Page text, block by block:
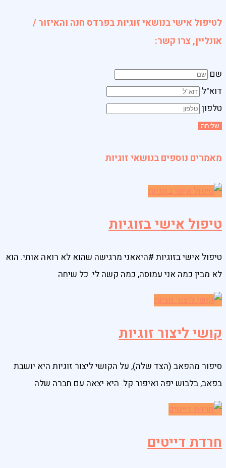
לטיפול אישי בנושאי זוגיות בפרדס חנה והאיזור /
אונליין, צרו קשר:
שם
דוא"ל
טלפון
שליחה
מאמרים נוספים בנושאי זוגיות
טיפול אישי בזוגיות
טיפול אישי בזוגיות #היאאני מרגישה שהוא לא רואה אותי. הוא
לא מבין כמה אני עמוסה, כמה קשה לי. כל שיחה
קושי ליצור זוגיות​
סיפור מהפאב (הצד שלה), על הקושי ליצור זוגיות היא יושבת
בפאב, בלבוש יפה ואיפור קל. היא יצאה עם חברה שלה
חרדת דייטים